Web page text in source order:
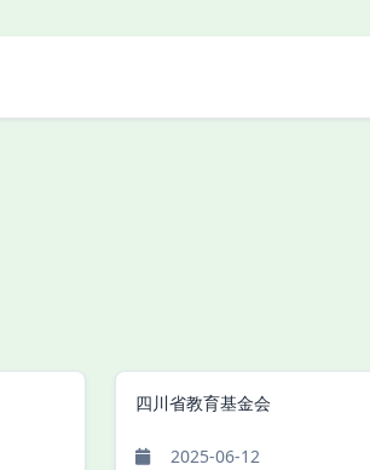
四川省教育基金会
2025-06-12